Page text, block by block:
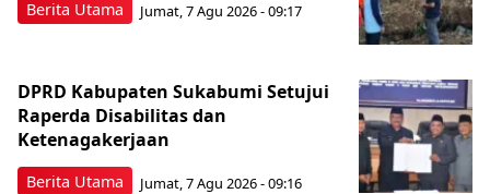
Berita Utama Jumat, 7 Agu 2026 - 09:17
Berita Utama
DPRD Kabupaten Sukabumi Setujui
Raperda Disabilitas dan
Ketenagakerjaan
Jumat, 7 Agu 2026 - 09:16